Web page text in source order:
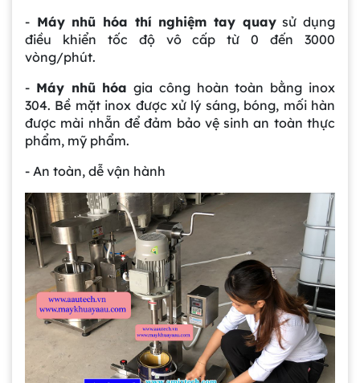
- Máy nhũ hóa thí nghiệm tay quaysử dụng
điều khiển tốc độ vô cấp từ 0 đến 3000
vòng/phút.
- Máy nhũ hóa gia công hoàn toàn bằng inox
304. Bề mặt inox được xử lý sáng, bóng, mối hàn
được mài nhẵn để đảm bảo vệ sinh an toàn thực
phẩm, mỹ phẩm.
- An toàn, dễ vận hành